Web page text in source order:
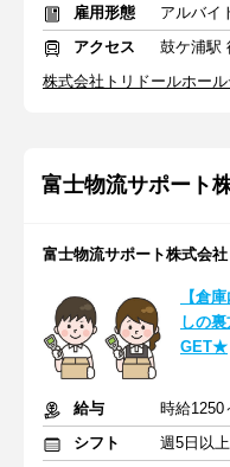
雇用形態
アルバイ
アクセス
鼓ケ浦駅
株式会社トリドールホー
富士物流サポート
富士物流サポート株式会
【倉
しの
GET★
給与
時給1250
シフト
週5日以